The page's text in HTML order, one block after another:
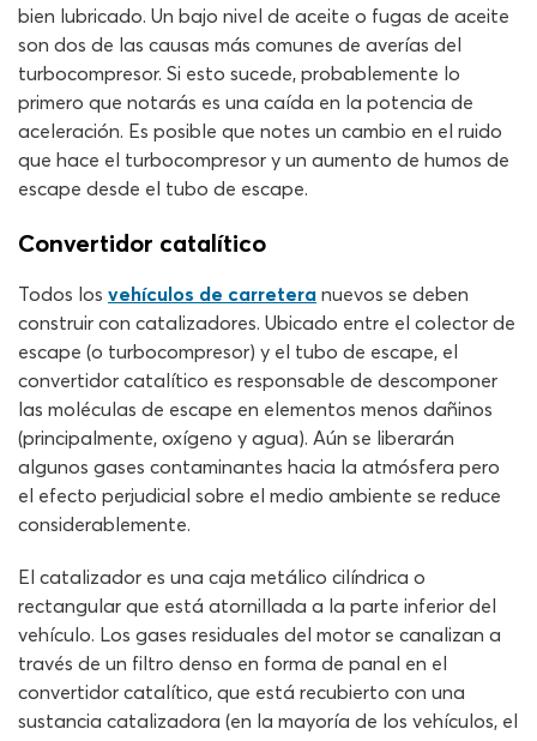
bien lubricado. Un bajo nivel de aceite o fugas de aceite
son dos de las causas más comunes de averías del
turbocompresor. Si esto sucede, probablemente lo
primero que notarás es una caída en la potencia de
aceleración. Es posible que notes un cambio en el ruido
que hace el turbocompresor y un aumento de humos de
escape desde el tubo de escape.
Convertidor catalítico
Todos los vehículos de carretera nuevos se deben
construir con catalizadores. Ubicado entre el colector de
escape (o turbocompresor) y el tubo de escape, el
convertidor catalítico es responsable de descomponer
las moléculas de escape en elementos menos dañinos
(principalmente, oxígeno y agua). Aún se liberarán
algunos gases contaminantes hacia la atmósfera pero
el efecto perjudicial sobre el medio ambiente se reduce
considerablemente.
El catalizador es una caja metálico cilíndrica o
rectangular que está atornillada a la parte inferior del
vehículo. Los gases residuales del motor se canalizan a
través de un filtro denso en forma de panal en el
convertidor catalítico, que está recubierto con una
sustancia catalizadora (en la mayoría de los vehículos, el